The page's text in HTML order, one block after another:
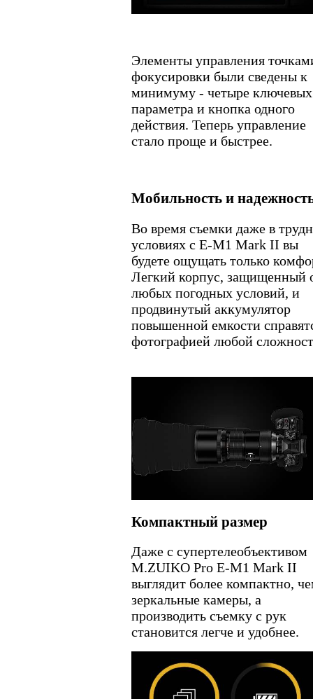
Элементы управления
фокусировки были сведены к
минимуму - четыре ключевых
параметра и кнопка одного
действия. Теперь управление
стало проще и быстрее.
Мобильность и
Во время съемки даже в
условиях с E-M1 Mark II вы
будете ощущать только
Легкий корпус, защищенный
любых погодных условий, и
продвинутый аккумулятор
повышенной емкости
фотографией любой
Компактный размер
Даже с супертелеобъективом
M.ZUIKO Pro E-M1 Mark II
выглядит более компактно,
зеркальные камеры, а
производить съемку с рук
становится легче и удобнее.